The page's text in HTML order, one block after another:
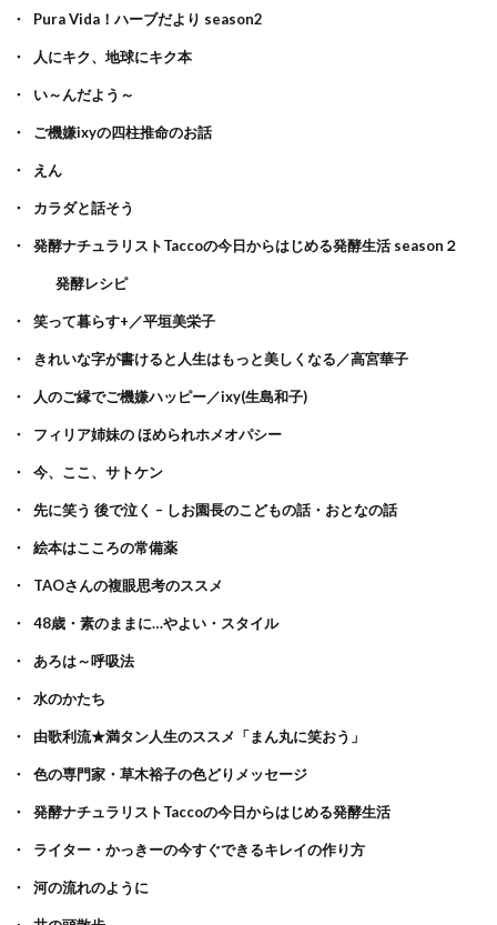
Pura Vida！ハーブだより season2
人にキク、地球にキク本
い～んだよう～
ご機嫌ixyの四柱推命のお話
えん
カラダと話そう
発酵ナチュラリストTaccoの今日からはじめる発酵生活 season２
発酵レシピ
笑って暮らす+／平垣美栄子
きれいな字が書けると人生はもっと美しくなる／高宮華子
人のご縁でご機嫌ハッピー／ixy(生島和子)
フィリア姉妹の ほめられホメオパシー
今、ここ、サトケン
先に笑う 後で泣く – しお園長のこどもの話・おとなの話
絵本はこころの常備薬
TAOさんの複眼思考のススメ
48歳・素のままに…やよい・スタイル
あろは～呼吸法
水のかたち
由歌利流★満タン人生のススメ「まん丸に笑おう」
色の専門家・草木裕子の色どりメッセージ
発酵ナチュラリストTaccoの今日からはじめる発酵生活
ライター・かっきーの今すぐできるキレイの作り方
河の流れのように